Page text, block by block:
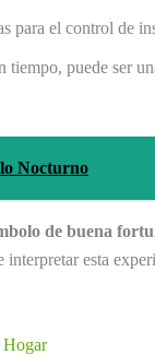
para el control de
tiempo, puede ser
Nocturno
de buena
esta
Hogar